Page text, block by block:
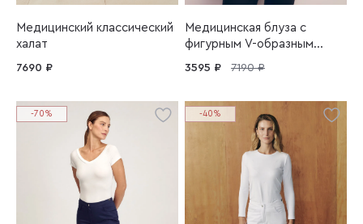
Медицинский классический
халат
7690 ₽
Медицинская блуза с
фигурным V-образным
3595 ₽ 7190 ₽
-70% -40%